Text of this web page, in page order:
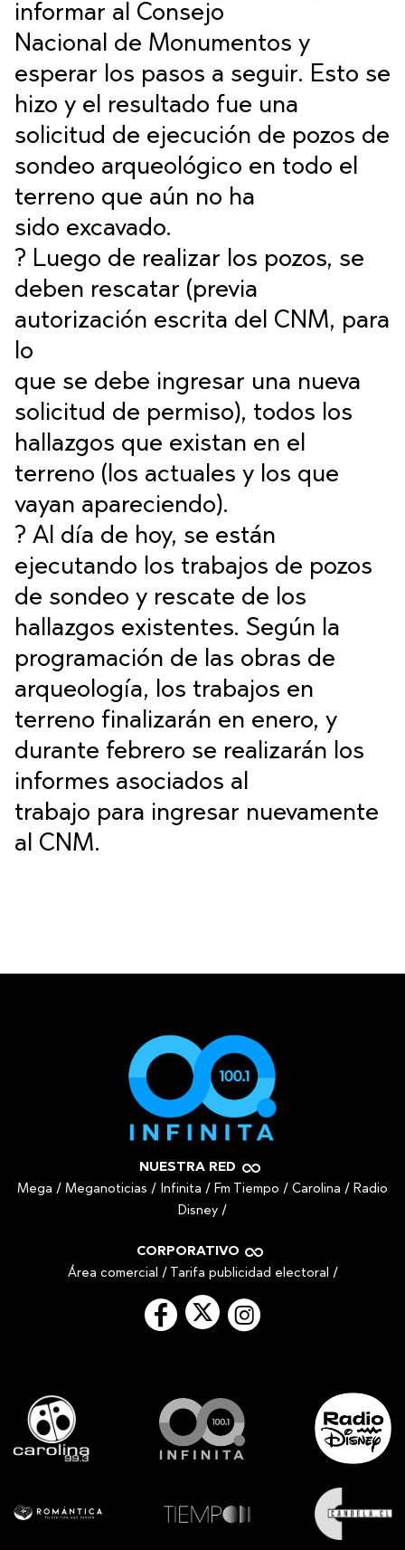
informar al Consejo
Nacional de Monumentos y
esperar los pasos a seguir. Esto se
hizo y el resultado fue una
solicitud de ejecución de pozos de
sondeo arqueológico en todo el
terreno que aún no ha
sido excavado.
? Luego de realizar los pozos, se
deben rescatar (previa
autorización escrita del CNM, para
lo
que se debe ingresar una nueva
solicitud de permiso), todos los
hallazgos que existan en el
terreno (los actuales y los que
vayan apareciendo).
? Al día de hoy, se están
ejecutando los trabajos de pozos
de sondeo y rescate de los
hallazgos existentes. Según la
programación de las obras de
arqueología, los trabajos en
terreno finalizarán en enero, y
durante febrero se realizarán los
informes asociados al
trabajo para ingresar nuevamente
al CNM.
NUESTRA RED
Mega / Meganoticias / Infinita / Fm Tiempo / Carolina / Radio
Disney /
CORPORATIVO
Área comercial / Tarifa publicidad electoral /